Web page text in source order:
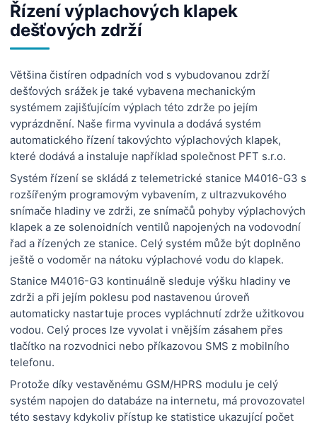
Řízení výplachových klapek
dešťových zdrží
Většina čistíren odpadních vod s vybudovanou zdrží
dešťových srážek je také vybavena mechanickým
systémem zajišťujícím výplach této zdrže po jejím
vyprázdnění. Naše firma vyvinula a dodává systém
automatického řízení takovýchto výplachových klapek,
které dodává a instaluje například společnost PFT s.r.o.
Systém řízení se skládá z telemetrické stanice M4016-G3 s
rozšířeným programovým vybavením, z ultrazvukového
snímače hladiny ve zdrži, ze snímačů pohyby výplachových
klapek a ze solenoidních ventilů napojených na vodovodní
řad a řízených ze stanice. Celý systém může být doplněno
ještě o vodoměr na nátoku výplachové vodu do klapek.
Stanice M4016-G3 kontinuálně sleduje výšku hladiny ve
zdrži a při jejím poklesu pod nastavenou úroveň
automaticky nastartuje proces vypláchnutí zdrže užitkovou
vodou. Celý proces lze vyvolat i vnějším zásahem přes
tlačítko na rozvodnici nebo příkazovou SMS z mobilního
telefonu.
Protože díky vestavěnému GSM/HPRS modulu je celý
systém napojen do databáze na internetu, má provozovatel
této sestavy kdykoliv přístup ke statistice ukazující počet